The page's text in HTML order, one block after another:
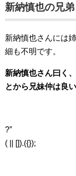
新納慎也の兄弟
新納慎也さんには
細も不明です。
新納慎也さん曰く
とから兄妹仲は良
?”
( || []).({});